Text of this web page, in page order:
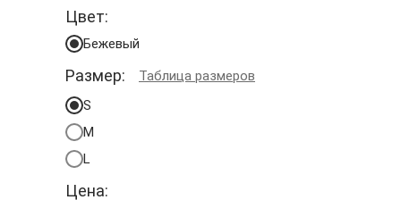
Цвет:
Бежевый
Размер:
S
M
L
Цена:
Таблица размеров